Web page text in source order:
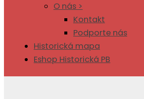
O nás >
Kontakt
Podporte nás
Historická mapa
Eshop Historická PB